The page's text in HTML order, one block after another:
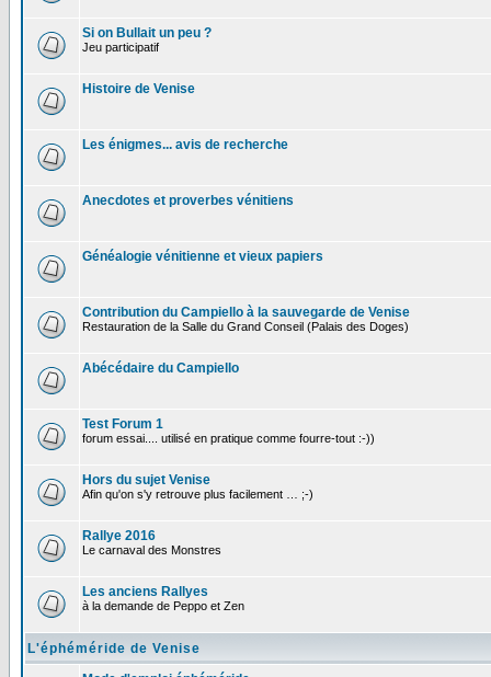
Si on Bullait un peu ?
Jeu participatif
Histoire de Venise
Les énigmes... avis de recherche
Anecdotes et proverbes vénitiens
Généalogie vénitienne et vieux papiers
Contribution du Campiello à la sauvegarde de Venise
Restauration de la Salle du Grand Conseil (Palais des Doges)
Abécédaire du Campiello
Test Forum 1
forum essai.... utilisé en pratique comme fourre-tout :-))
Hors du sujet Venise
Afin qu'on s'y retrouve plus facilement … ;-)
Rallye 2016
Le carnaval des Monstres
Les anciens Rallyes
à la demande de Peppo et Zen
L'éphéméride de Venise